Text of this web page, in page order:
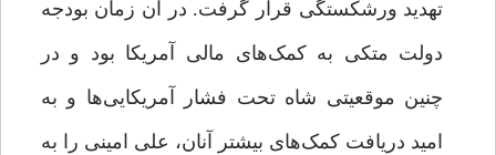
تهدید ورشکستگی قرار گرفت. در آن زمان بودجه
دولت متکی به کمک‌های مالی آمریکا بود و در
چنین موقعیتی شاه تحت فشار آمریکایی‌ها و به
امید دریافت کمک‌های بیشتر آنان، علی امینی را به